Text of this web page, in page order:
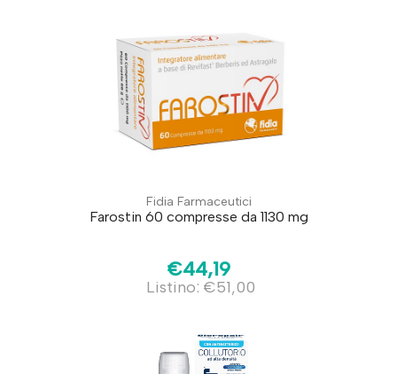
Fidia Farmaceutici
Farostin 60 compresse da 1130 mg
€44,19
Listino: €51,00